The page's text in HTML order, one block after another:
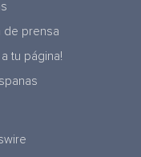
de prensa
tu página!